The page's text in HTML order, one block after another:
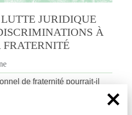
JURIDIQUE
À
de fraternité pourrait-il
la protection des minorités en